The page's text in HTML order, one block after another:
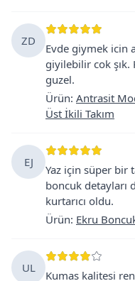
ZD
Evde giymek icin
giyilebilir cok
guzel.
Ürün: Antrasit
Üst İkili Takım
EJ
Yaz için süper bir
boncuk detayları
kurtarıcı oldu.
Ürün: Ekru
UL
Kumas kalitesi